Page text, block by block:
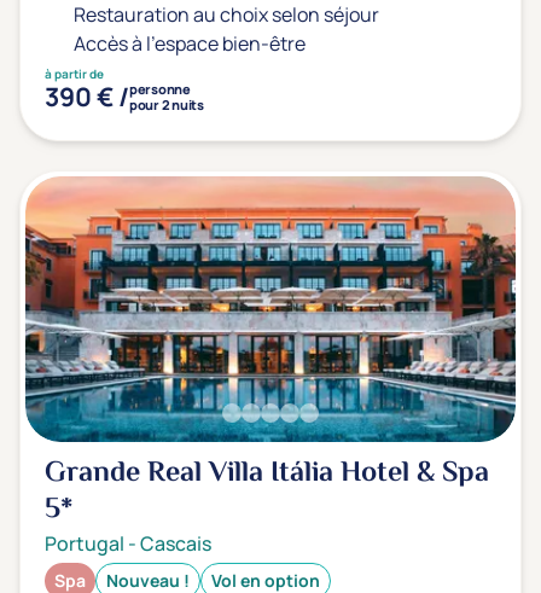
Restauration au choix selon séjour
Accès à l'espace bien-être
à partir de
390 € /personne
pour 2 nuits
Grande Real Villa Itália Hotel & Spa
5*
Portugal -Cascais
Spa Nouveau ! Vol en option